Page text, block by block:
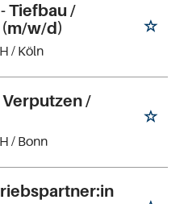
Tiefbau /
w/d)
/ Köln
/
/ Bonn